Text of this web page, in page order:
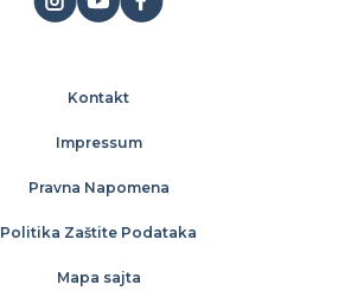
Kontakt
Impressum
Pravna Napomena
Politika Zaštite Podataka
Mapa sajta